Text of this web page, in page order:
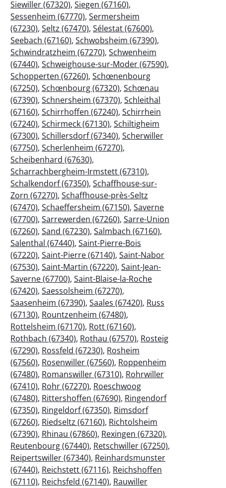
Siewiller (67320), Siegen (67160),
Sessenheim (67770), Sermersheim
(67230), Seltz (67470), Sélestat (67600),
Seebach (67160), Schwobsheim (67390),
Schwindratzheim (67270), Schwenheim
(67440), Schweighouse-sur-Moder (67590),
Schopperten (67260), Schœnenbourg
(67250), Schœnbourg (67320), Schœnau
(67390), Schnersheim (67370), Schleithal
(67160), Schirrhoffen (67240), Schirrhein
(67240), Schirmeck (67130), Schiltigheim
(67300), Schillersdorf (67340), Scherwiller
(67750), Scherlenheim (67270),
Scheibenhard (67630),
Scharrachbergheim-Irmstett (67310),
Schalkendorf (67350), Schaffhouse-sur-
Zorn (67270), Schaffhouse-près-Seltz
(67470), Schaeffersheim (67150), Saverne
(67700), Sarrewerden (67260), Sarre-Union
(67260), Sand (67230), Salmbach (67160),
Salenthal (67440), Saint-Pierre-Bois
(67220), Saint-Pierre (67140), Saint-Nabor
(67530), Saint-Martin (67220), Saint-Jean-
Saverne (67700), Saint-Blaise-la-Roche
(67420), Saessolsheim (67270),
Saasenheim (67390), Saales (67420), Russ
(67130), Rountzenheim (67480),
Rottelsheim (67170), Rott (67160),
Rothbach (67340), Rothau (67570), Rosteig
(67290), Rossfeld (67230), Rosheim
(67560), Rosenwiller (67560), Roppenheim
(67480), Romanswiller (67310), Rohrwiller
(67410), Rohr (67270), Roeschwoog
(67480), Rittershoffen (67690), Ringendorf
(67350), Ringeldorf (67350), Rimsdorf
(67260), Riedseltz (67160), Richtolsheim
(67390), Rhinau (67860), Rexingen (67320),
Reutenbourg (67440), Retschwiller (67250),
Reipertswiller (67340), Reinhardsmunster
(67440), Reichstett (67116), Reichshoffen
(67110), Reichsfeld (67140), Rauwiller